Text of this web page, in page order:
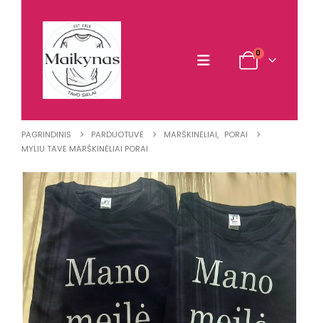
0
PAGRINDINIS PARDUOTUVĖ MARŠKINĖLIAI, PORAI
MYLIU TAVE MARŠKINĖLIAI PORAI